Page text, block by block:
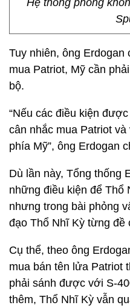
Hệ thống phòng
Tuy nhiên, ông Erdogan
mua Patriot, Mỹ cần
bộ.
“Nếu các điều kiện
cân nhắc mua Patriot
phía Mỹ”, ông Erdogan
Dù lần này, Tổng thống
những điều kiện để Thổ
nhưng trong bài phỏng
đạo Thổ Nhĩ Kỳ từng đề
Cụ thể, theo ông
mua bán tên lửa Patriot
phải sánh được với S-
thêm, Thổ Nhĩ Kỳ vẫn